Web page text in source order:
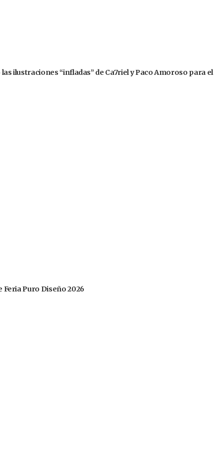
ilustraciones “infladas” de Ca7riel y Paco Amoroso para el
Feria Puro Diseño 2026